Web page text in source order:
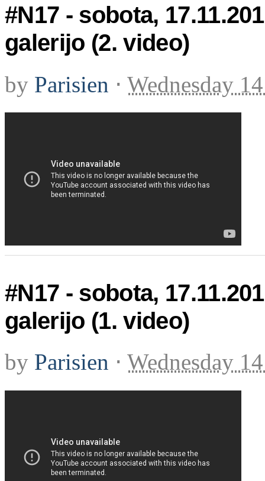
#N17 - sobota,
galerijo (2. video)
by Parisien ⋅ Wednesday
#N17 - sobota,
galerijo (1. video)
by Parisien ⋅ Wednesday